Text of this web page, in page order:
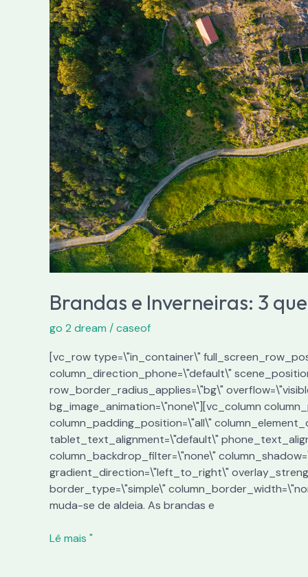
Brandas e Inverneiras: 3
go 2 dream /caseof
[vc_row type=\"in_container\"
column_direction_phone=\"default\"
row_border_radius_applies=\"bg\"
bg_image_animation=\"none\"][vc_column
column_padding_position=\"all\"
tablet_text_alignment=\"default\"
column_backdrop_filter=\"none\"
gradient_direction=\"left_to_right\"
border_type=\"simple\"
muda-se de aldeia. As brandas e
Lê mais "